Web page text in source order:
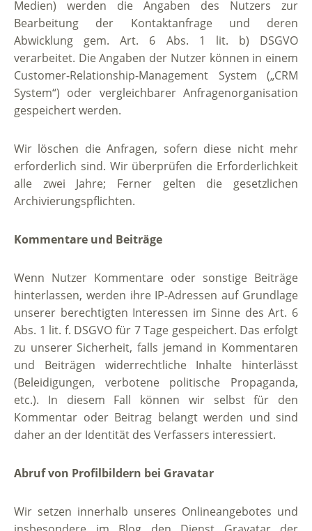
Medien) werden die Angaben des Nutzers zur
Bearbeitung der Kontaktanfrage und deren
Abwicklung gem. Art. 6 Abs. 1 lit. b) DSGVO
verarbeitet. Die Angaben der Nutzer können in einem
Customer-Relationship-Management System („CRM
System“) oder vergleichbarer Anfragenorganisation
gespeichert werden.
Wir löschen die Anfragen, sofern diese nicht mehr
erforderlich sind. Wir überprüfen die Erforderlichkeit
alle zwei Jahre; Ferner gelten die gesetzlichen
Archivierungspflichten.
Kommentare und Beiträge
Wenn Nutzer Kommentare oder sonstige Beiträge
hinterlassen, werden ihre IP-Adressen auf Grundlage
unserer berechtigten Interessen im Sinne des Art. 6
Abs. 1 lit. f. DSGVO für 7 Tage gespeichert. Das erfolgt
zu unserer Sicherheit, falls jemand in Kommentaren
und Beiträgen widerrechtliche Inhalte hinterlässt
(Beleidigungen, verbotene politische Propaganda,
etc.). In diesem Fall können wir selbst für den
Kommentar oder Beitrag belangt werden und sind
daher an der Identität des Verfassers interessiert.
Abruf von Profilbildern bei Gravatar
Wir setzen innerhalb unseres Onlineangebotes und